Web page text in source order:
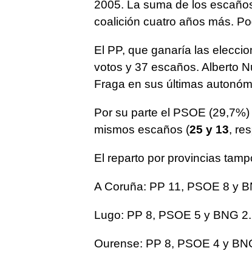
2005. La suma de los
coalición cuatro años más.
El PP, que ganaría las
votos y 37 escaños. Alberto
Fraga en sus últimas
Por su parte el PSOE
mismos escaños (25 y 13,
El reparto por provincias
A Coruña: PP 11, PSOE 8 y
Lugo: PP 8, PSOE 5 y BNG 2.
Ourense: PP 8, PSOE 4 y